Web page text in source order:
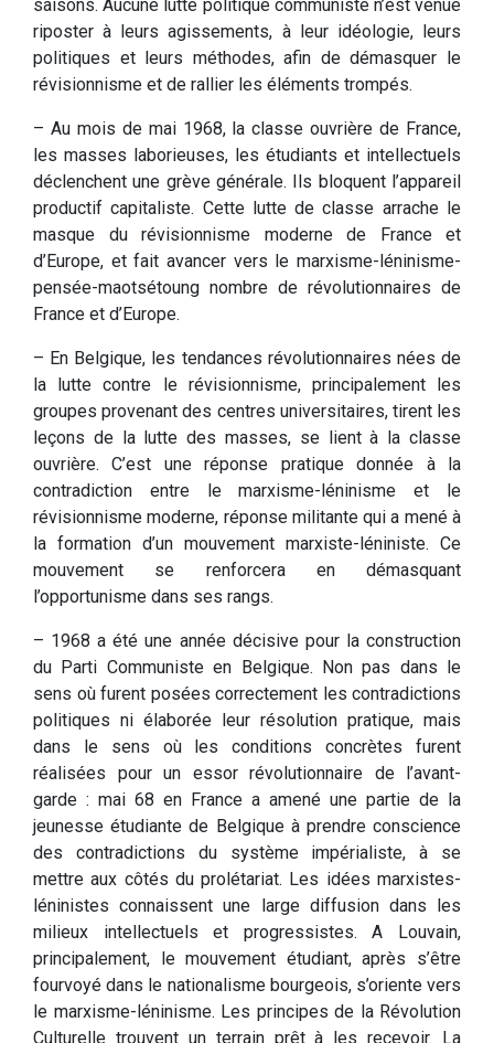
saisons. Aucune lutte politique communiste n’est venue
riposter à leurs agissements, à leur idéologie, leurs
politiques et leurs méthodes, afin de démasquer le
révisionnisme et de rallier les éléments trompés.
– Au mois de mai 1968, la classe ouvrière de France,
les masses laborieuses, les étudiants et intellectuels
déclenchent une grève générale. Ils bloquent l’appareil
productif capitaliste. Cette lutte de classe arrache le
masque du révisionnisme moderne de France et
d’Europe, et fait avancer vers le marxisme-léninisme-
pensée-maotsétoung nombre de révolutionnaires de
France et d’Europe.
– En Belgique, les tendances révolutionnaires nées de
la lutte contre le révisionnisme, principalement les
groupes provenant des centres universitaires, tirent les
leçons de la lutte des masses, se lient à la classe
ouvrière. C’est une réponse pratique donnée à la
contradiction entre le marxisme-léninisme et le
révisionnisme moderne, réponse militante qui a mené à
la formation d’un mouvement marxiste-léniniste. Ce
mouvement se renforcera en démasquant
l’opportunisme dans ses rangs.
– 1968 a été une année décisive pour la construction
du Parti Communiste en Belgique. Non pas dans le
sens où furent posées correctement les contradictions
politiques ni élaborée leur résolution pratique, mais
dans le sens où les conditions concrètes furent
réalisées pour un essor révolutionnaire de l’avant-
garde : mai 68 en France a amené une partie de la
jeunesse étudiante de Belgique à prendre conscience
des contradictions du système impérialiste, à se
mettre aux côtés du prolétariat. Les idées marxistes-
léninistes connaissent une large diffusion dans les
milieux intellectuels et progressistes. A Louvain,
principalement, le mouvement étudiant, après s’être
fourvoyé dans le nationalisme bourgeois, s’oriente vers
le marxisme-léninisme. Les principes de la Révolution
Culturelle trouvent un terrain prêt à les recevoir. La